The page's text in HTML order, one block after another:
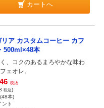
カートへ
ア カスタムコーヒー カフ
500ml×48本
、コクのあるまろやかな味わ
ェオレ。
税抜
税込)
本)
ント